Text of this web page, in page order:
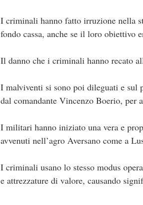
I criminali hanno fatto irruzione nella
fondo cassa, anche se il loro obiettivo
Il danno che i criminali hanno recato
I malviventi si sono poi dileguati e sul
dal comandante Vincenzo Boerio,
I militari hanno iniziato una vera e
avvenuti nell’agro Aversano come a
I criminali usano lo stesso modus
e attrezzature di valore, causando